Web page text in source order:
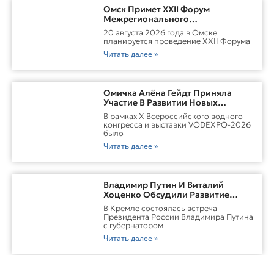
Омск Примет XXII Форум
Межрегионального
Сотрудничества России И
Казахстана
20 августа 2026 года в Омске
планируется проведение XXII Форума
Читать далее »
Омичка Алёна Гейдт Приняла
Участие В Развитии Новых
Карьерных Моделей Для Водной
Отрасли России
В рамках X Всероссийского водного
конгресса и выставки VODEXPO-2026
было
Читать далее »
Владимир Путин И Виталий
Хоценко Обсудили Развитие
Омской Области
В Кремле состоялась встреча
Президента России Владимира Путина
с губернатором
Читать далее »